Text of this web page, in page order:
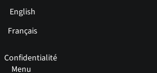
English
Français
Confidentialité
Menu